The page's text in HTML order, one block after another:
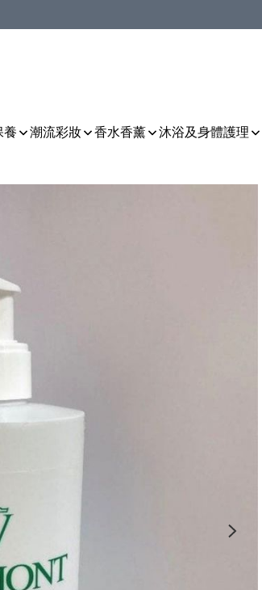
養 潮流彩妝 香水香薰 沐浴及身體護理